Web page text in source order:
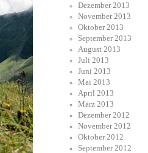
Dezember 2013
November 2013
Oktober 2013
September 2013
August 2013
Juli 2013
Juni 2013
Mai 2013
April 2013
März 2013
Dezember 2012
November 2012
Oktober 2012
September 2012